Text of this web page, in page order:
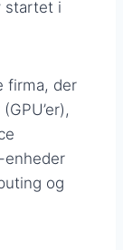
startet i
firma, der
enheder
og